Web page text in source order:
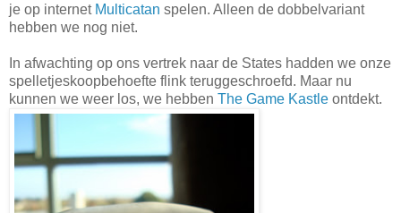
je op internet Multicatan spelen. Alleen de dobbelvariant
hebben we nog niet.
In afwachting op ons vertrek naar de States hadden we onze
spelletjeskoopbehoefte flink teruggeschroefd. Maar nu
kunnen we weer los, we hebben The Game Kastle ontdekt.